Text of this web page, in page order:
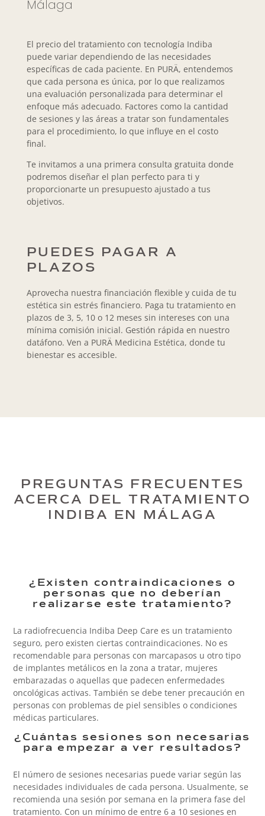
Málaga
El precio del tratamiento con tecnología Indiba
puede variar dependiendo de las necesidades
específicas de cada paciente. En PURÄ, entendemos
que cada persona es única, por lo que realizamos
una evaluación personalizada para determinar el
enfoque más adecuado. Factores como la cantidad
de sesiones y las áreas a tratar son fundamentales
para el procedimiento, lo que influye en el costo
final.
Te invitamos a una primera consulta gratuita donde
podremos diseñar el plan perfecto para ti y
proporcionarte un presupuesto ajustado a tus
objetivos.
PUEDES PAGAR A
PLAZOS
Aprovecha nuestra financiación flexible y cuida de tu
estética sin estrés financiero. Paga tu tratamiento en
plazos de 3, 5, 10 o 12 meses sin intereses con una
mínima comisión inicial. Gestión rápida en nuestro
datáfono. Ven a PURÄ Medicina Estética, donde tu
bienestar es accesible.
PREGUNTAS FRECUENTES
ACERCA DEL TRATAMIENTO
INDIBA EN MÁLAGA
¿Existen contraindicaciones o
personas que no deberían
realizarse este tratamiento?
La radiofrecuencia Indiba Deep Care es un tratamiento
seguro, pero existen ciertas contraindicaciones. No es
recomendable para personas con marcapasos u otro tipo
de implantes metálicos en la zona a tratar, mujeres
embarazadas o aquellas que padecen enfermedades
oncológicas activas. También se debe tener precaución en
personas con problemas de piel sensibles o condiciones
médicas particulares.
¿Cuántas sesiones son necesarias
para empezar a ver resultados?
El número de sesiones necesarias puede variar según las
necesidades individuales de cada persona. Usualmente, se
recomienda una sesión por semana en la primera fase del
tratamiento. Con un mínimo de entre 6 a 10 sesiones en